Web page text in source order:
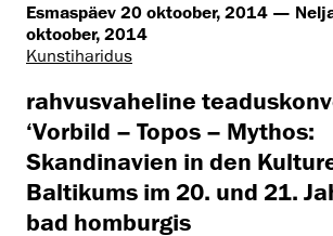
Esmaspäev 20 oktoober, 2014 —
oktoober, 2014
Kunstiharidus
rahvusvaheline
‘Vorbild – Topos – Mythos:
Skandinavien in den
Baltikums im 20. und 21.
bad homburgis